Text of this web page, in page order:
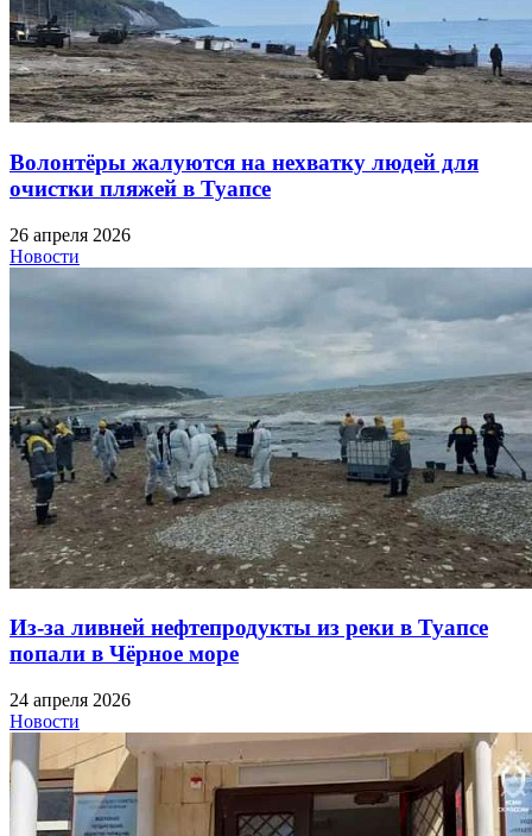
Волонтёры жалуются на нехватку людей для
очистки пляжей в Туапсе
26 апреля 2026
Новости
Из-за ливней нефтепродукты из реки в Туапсе
попали в Чёрное море
24 апреля 2026
Новости